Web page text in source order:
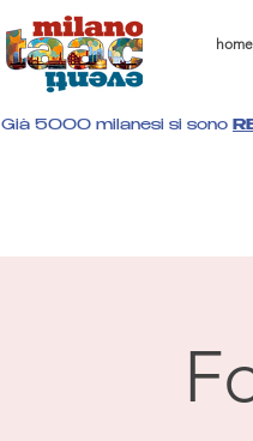
home
Già 5000 milanesi si sono